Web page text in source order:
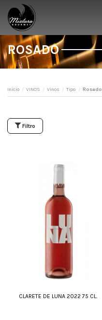
ROSADO
Inicio VINOS Vinos Tipo Rosado
Filtro
CLARETE DE LUNA 2022 75 CL.